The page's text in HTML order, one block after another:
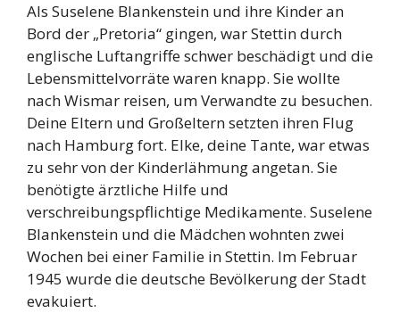
Als Suselene Blankenstein und ihre Kinder an
Bord der „Pretoria“ gingen, war Stettin durch
englische Luftangriffe schwer beschädigt und die
Lebensmittelvorräte waren knapp. Sie wollte
nach Wismar reisen, um Verwandte zu besuchen.
Deine Eltern und Großeltern setzten ihren Flug
nach Hamburg fort. Elke, deine Tante, war etwas
zu sehr von der Kinderlähmung angetan. Sie
benötigte ärztliche Hilfe und
verschreibungspflichtige Medikamente. Suselene
Blankenstein und die Mädchen wohnten zwei
Wochen bei einer Familie in Stettin. Im Februar
1945 wurde die deutsche Bevölkerung der Stadt
evakuiert.